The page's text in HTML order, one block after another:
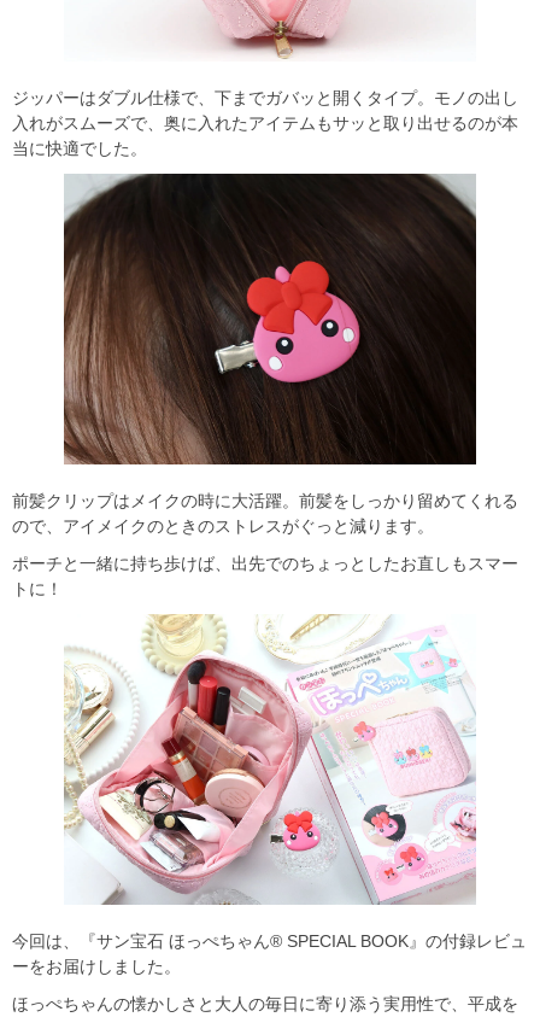
ジッパーはダブル仕様で、下までガバッと開くタイプ。モノの出し
入れがスムーズで、奥に入れたアイテムもサッと取り出せるのが本
当に快適でした。
前髪クリップはメイクの時に大活躍。前髪をしっかり留めてくれる
ので、アイメイクのときのストレスがぐっと減ります。
ポーチと一緒に持ち歩けば、出先でのちょっとしたお直しもスマー
トに！
今回は、『サン宝石 ほっぺちゃん® SPECIAL BOOK』の付録レビュ
ーをお届けしました。
ほっぺちゃんの懐かしさと大人の毎日に寄り添う実用性で、平成を